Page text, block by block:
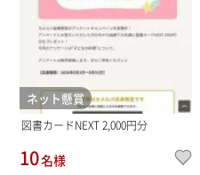
ネット懸賞
図書カードNEXT 2,000円分
10名様